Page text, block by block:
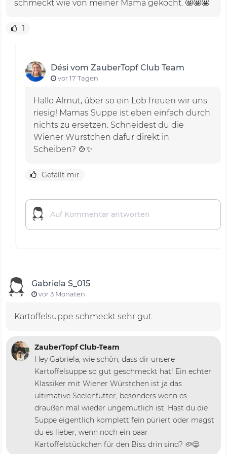
Thermomix®
Video zum Rezept für Kartoffelsuppe angeschaut?
schmeckt wie von meiner Mama gekocht. 🤩🤩🤩
1
Dési vom ZauberTopf Club Team
vor 17 Tagen
Hallo Almut, über so ein Lob freuen wir uns
riesig! Mamas Suppe ist eben einfach durch
nichts zu ersetzen. Schneidest du die
Wiener Würstchen dafür direkt in
Scheiben? 🍲✨
Gefällt mir
Gabriela S_015
vor 3 Monaten
Kartoffelsuppe schmeckt sehr gut.
ZauberTopf Club-Team
Hey Gabriela, wie schön, dass dir unsere
Kartoffelsuppe so gut geschmeckt hat! Ein echter
Klassiker mit Wiener Würstchen ist ja das
ultimative Seelenfutter, besonders wenn es
draußen mal wieder ungemütlich ist. Hast du die
Suppe eigentlich komplett fein püriert oder magst
du es lieber, wenn noch ein paar
Kartoffelstückchen für den Biss drin sind? 🥔😋